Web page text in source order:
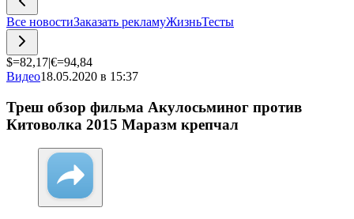
Все новостиЗаказать рекламуЖизньТесты
$=82,17|€=94,84
Видео18.05.2020 в 15:37
Треш обзор фильма Акулосьминог против
Китоволка 2015 Маразм крепчал